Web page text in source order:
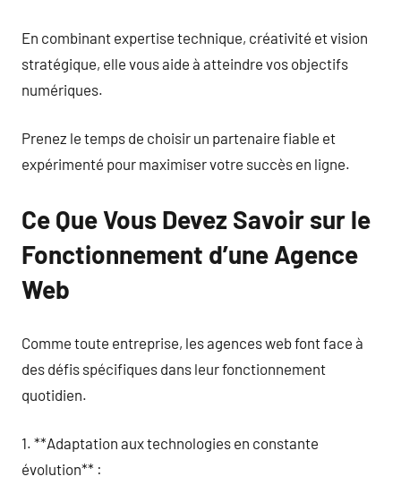
En combinant expertise technique, créativité et vision
stratégique, elle vous aide à atteindre vos objectifs
numériques.
Prenez le temps de choisir un partenaire fiable et
expérimenté pour maximiser votre succès en ligne.
Ce Que Vous Devez Savoir sur le
Fonctionnement d’une Agence
Web
Comme toute entreprise, les agences web font face à
des défis spécifiques dans leur fonctionnement
quotidien.
1. **Adaptation aux technologies en constante
évolution** :